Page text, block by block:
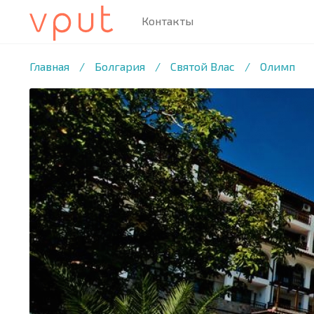
Контакты
Главная / Болгария / Святой Влас / Олимп
1 /31 ФОТО